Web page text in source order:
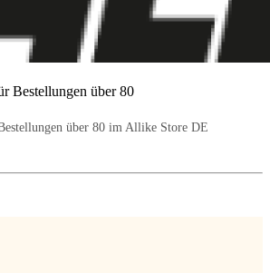
Bestellungen über 80
über 80 im Allike Store DE